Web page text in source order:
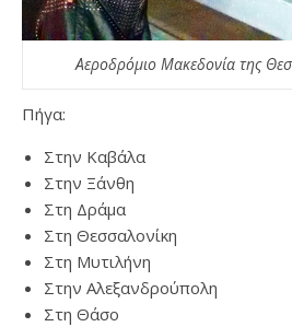
Αεροδρόμιο Μακεδονία της
Πήγα:
Στην Καβάλα
Στην Ξάνθη
Στη Δράμα
Στη Θεσσαλονίκη
Στη Μυτιλήνη
Στην Αλεξανδρούπολη
Στη Θάσο